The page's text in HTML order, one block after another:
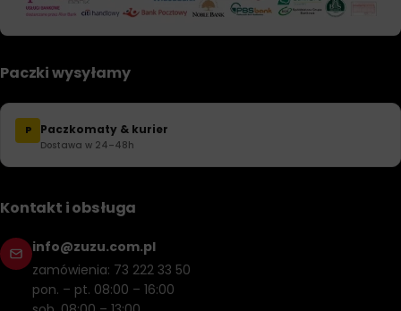
Paczki wysyłamy
P Paczkomaty & kurier
Dostawa w 24–48h
Kontakt i obsługa
info@zuzu.com.pl
zamówienia: 73 222 33 50
pon. – pt. 08:00 – 16:00